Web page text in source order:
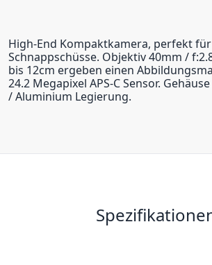
High-End Kompaktkamera, perfekt
Schnappschüsse. Objektiv 40mm /
bis 12cm ergeben einen
24.2 Megapixel APS-C Sensor.
/ Aluminium Legierung.